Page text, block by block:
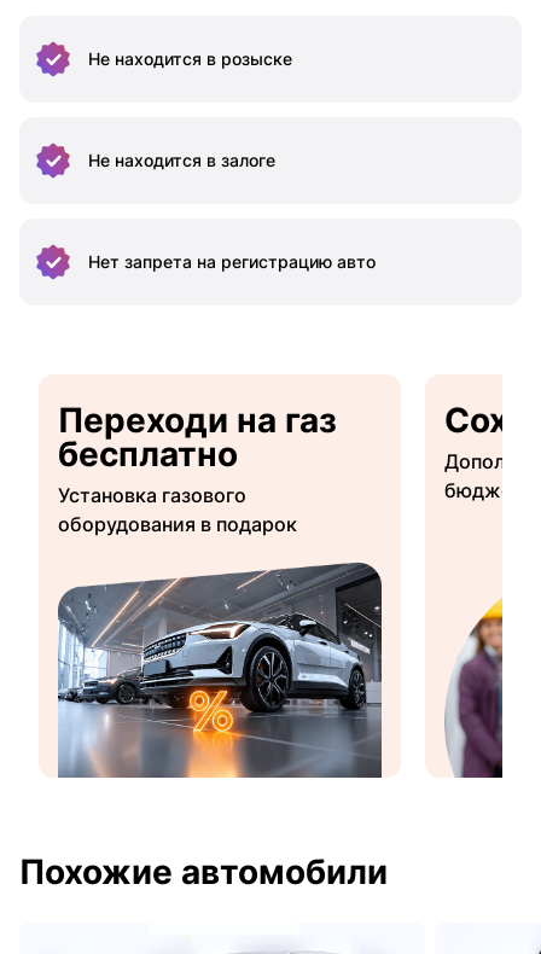
Не находится в розыске
Не находится в залоге
Нет запрета на регистрацию авто
Переходи на газ
бесплатно
Установка газового
оборудования в подарок
Похожие автомобили